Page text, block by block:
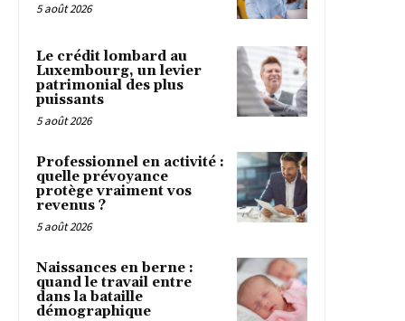
5 août 2026
Le crédit lombard au
Luxembourg, un levier
patrimonial des plus
puissants
5 août 2026
Professionnel en activité :
quelle prévoyance
protège vraiment vos
revenus ?
5 août 2026
Naissances en berne :
quand le travail entre
dans la bataille
démographique